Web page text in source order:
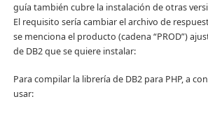
guía también cubre la instalación de otras
El requisito sería cambiar el archivo de
se menciona el producto (cadena “PROD”)
de DB2 que se quiere instalar:
Para compilar la librería de DB2 para PHP, a
usar: